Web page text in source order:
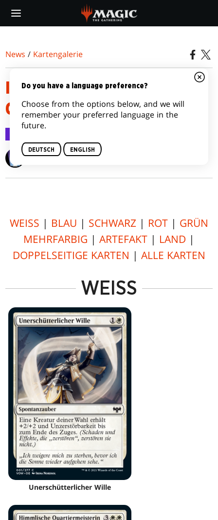
main
News / Kartengalerie
INNISTRAD: CRIMSON VOW
CARD IMAGE GALLERY
Wizards of the Coast
WEISS | BLAU | SCHWARZ | ROT | GRÜN
MEHRFARBIG | ARTEFAKT | LAND |
DOPPELSEITIGE KARTEN | ALLE KARTEN
WEISS
Unerschütterlicher Wille
Do you have a language preference?
Choose from the options below, and we will
remember your preferred language in the
future.
DEUTSCH ENGLISH